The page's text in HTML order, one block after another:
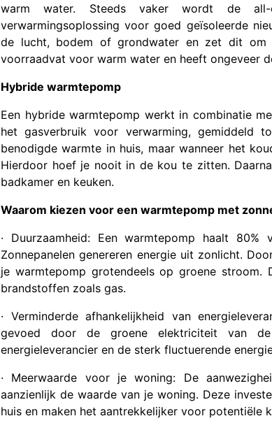
warm water. Steeds vaker wordt de all-
verwarmingsoplossing voor goed geïsoleerde
de lucht, bodem of grondwater en zet dit om
voorraadvat voor warm water en heeft ongeveer
Hybride warmtepomp
Een hybride warmtepomp werkt in combinatie
het gasverbruik voor verwarming, gemiddeld
benodigde warmte in huis, maar wanneer het
Hierdoor hoef je nooit in de kou te zitten.
badkamer en keuken.
Waarom kiezen voor een warmtepomp met
· Duurzaamheid: Een warmtepomp haalt
Zonnepanelen genereren energie uit zonlicht.
je warmtepomp grotendeels op groene
brandstoffen zoals gas.
· Verminderde afhankelijkheid van
gevoed door de groene elektriciteit van
energieleverancier en de sterk fluctuerende
· Meerwaarde voor je woning: De
aanzienlijk de waarde van je woning. Deze
huis en maken het aantrekkelijker voor potentiële